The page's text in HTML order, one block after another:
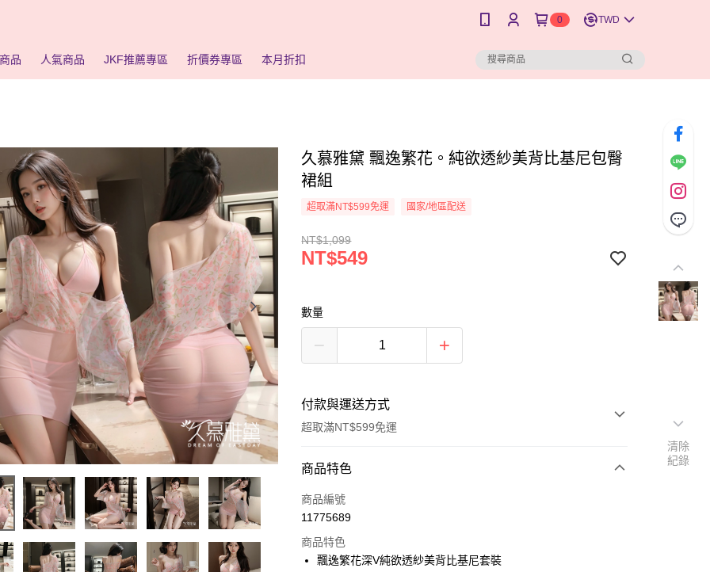
0 TWD
品 人氣商品 JKF推薦專區 折價券專區 本月折扣
久慕雅黛 飄逸繁花。純欲透紗美背比基尼包臀
裙組
超取滿NT$599免運 國家/地區配送
NT$1,099
NT$549
數量
付款與運送方式
超取滿NT$599免運
付款方式
信用卡一次付款
LINE Pay
商品特色
商品編號
11775689
商品特色
飄逸繁花深V純欲透紗美背比基尼套裝
清除
紀錄